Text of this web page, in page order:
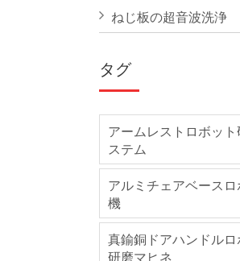
ねじ板の超音波洗浄
タグ
アームレストロボッ
ステム
アルミチェアベース
機
真鍮銅ドアハンドル
研磨マヒネ